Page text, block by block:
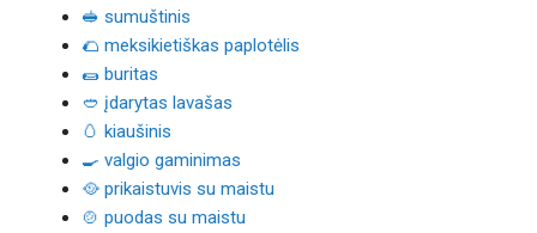
🥪 sumuštinis
🌮 meksikietiškas paplotėlis
🌯 buritas
🥙 įdarytas lavašas
🥚 kiaušinis
🍳 valgio gaminimas
🥘 prikaistuvis su maistu
🍲 puodas su maistu